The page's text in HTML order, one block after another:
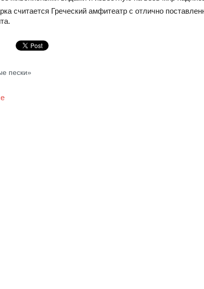
считается Греческий амфитеатр с отлично
пески»